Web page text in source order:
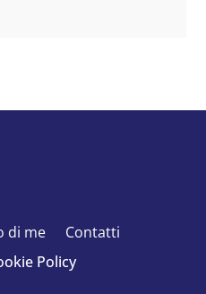
di me
Contatti
Policy